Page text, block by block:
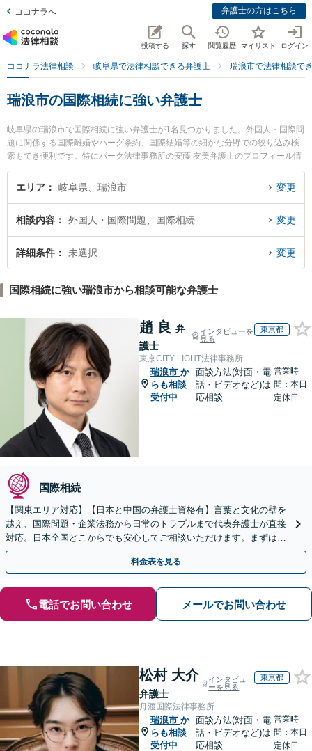
ココナラへ 弁護士の方はこちら
投稿する 探す 閲覧履歴 マイリスト ログイン
ココナラ法律相談 岐阜県で法律相談できる弁護士 瑞浪市で法律相談で
瑞浪市の国際相続に強い弁護士
岐阜県の瑞浪市で国際相続に強い弁護士が1名見つかりました。外国人・国際問
題に関係する国際離婚やハーグ条約、国際結婚等の細かな分野での絞り込み検
索もでき便利です。特にパーク法律事務所の安藤 友美弁護士のプロフィール情
報や弁護士費用、強みなどが注目されています。『瑞浪市で土日や夜間に発生
した国際相続のトラブルを今すぐに弁護士に相談したい』『国際相続のトラブ
んにおすすめです。
エリア 岐阜県、瑞浪市 変更
相談内容 外国人・国際問題、国際相続 変更
詳細条件 未選択 変更
国際相続に強い瑞浪市から相談可能な弁護士
趙 良 弁
護士
インタビューを
見る
東京都
東京CITY LIGHT法律事務所
瑞浪市 か
らも相談
受付中
面談方法(対面・電
話・ビデオなど)は
応相談
営業時
間：本日
定休日
国際相続
【関東エリア対応】【日本と中国の弁護士資格有】言葉と文化の壁を
越え、国際問題・企業法務から日常のトラブルまで代表弁護士が直接
対応。日本全国どこからでも安心してご相談いただけます。まずは一
歩を踏み出してみませんか。【初回相談無料】
料金表を見る
電話でお問い合わせ メールでお問い合わせ
松村 大介
弁護士
インタビュ
ーを見る
東京都
舟渡国際法律事務所
瑞浪市 か
らも相談
受付中
面談方法(対面・電
話・ビデオなど)は
応相談
営業時
間：本日
定休日